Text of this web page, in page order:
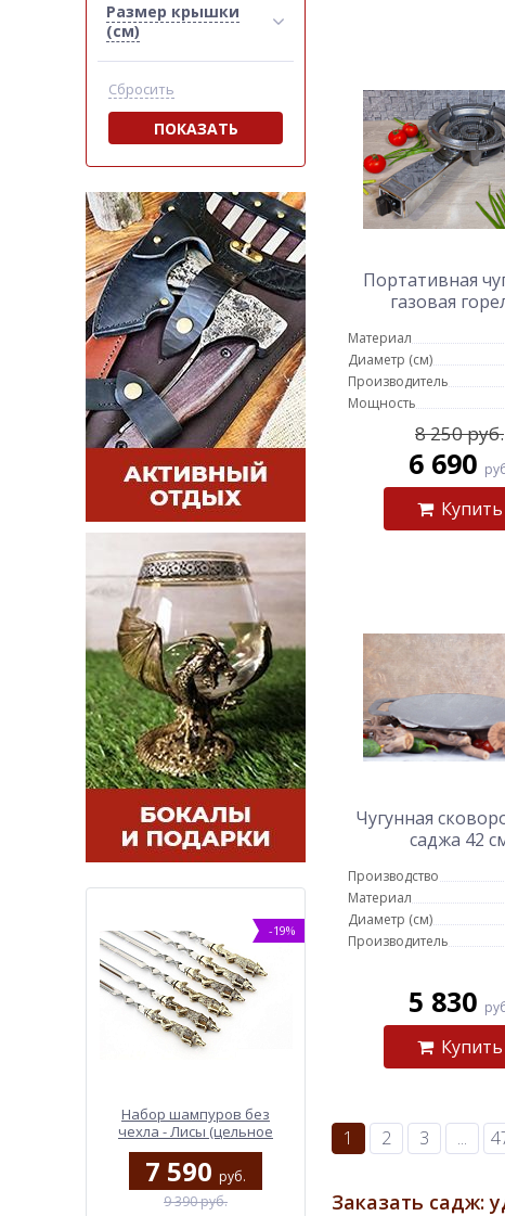
Размер крышки
(см)
Сбросить
ПОКАЗАТЬ
-19%
Набор шампуров без
чехла - Лисы (цельное
литье)
7 590 руб.
9 390 руб.
-
1 950 руб.
Портативная
газовая
Материал
Диаметр (см)
Производитель
Мощность
8 250 руб.
6 690
Купить
Чугунная
саджа 42
Производство
Материал
Диаметр (см)
Производитель
5 830
Купить
1 2 3 ...
Заказать садж: